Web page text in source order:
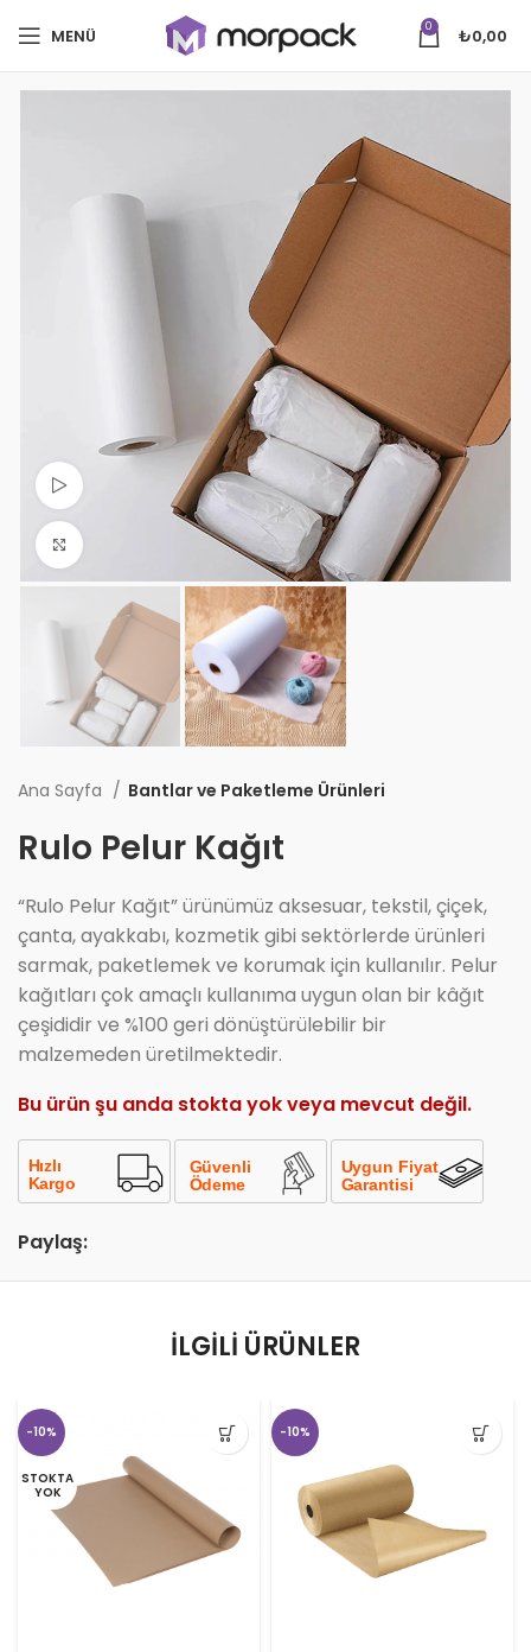
MENÜ 0 ₺0,00
Videoyu izle
Ana Sayfa Bantlar ve Paketleme Ürünleri
Rulo Pelur Kağıt
“Rulo Pelur Kağıt” ürünümüz aksesuar, tekstil, çiçek,
çanta, ayakkabı, kozmetik gibi sektörlerde ürünleri
sarmak, paketlemek ve korumak için kullanılır. Pelur
kağıtları çok amaçlı kullanıma uygun olan bir kâğıt
çeşididir ve %100 geri dönüştürülebilir bir
malzemeden üretilmektedir.
Bu ürün şu anda stokta yok veya mevcut değil.
Paylaş:
İLGILI ÜRÜNLER
-10%
STOKTA
YOK
-10%